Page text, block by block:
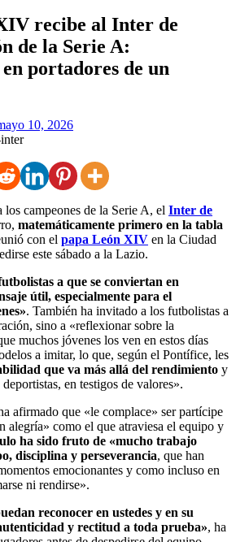
recibe al Inter de
de la Serie A:
portadores de un
10, 2026
campeones de la Serie A, el Inter de
matemáticamente primero en la tabla
con el papa León XIV en la Ciudad
este sábado a la Lazio.
a que se conviertan en
útil, especialmente para el
. También ha invitado a los futbolistas a
sino a «reflexionar sobre la
muchos jóvenes los ven en estos días
a imitar, lo que, según el Pontífice, les
que va más allá del rendimiento y
en testigos de valores».
afirmado que «le complace» ser partícipe
alegría» como el que atraviesa el equipo y
ha sido fruto de «mucho trabajo
disciplina y perseverancia, que han
emocionantes y como incluso en
ni rendirse».
reconocer en ustedes y en su
y rectitud a toda prueba», ha